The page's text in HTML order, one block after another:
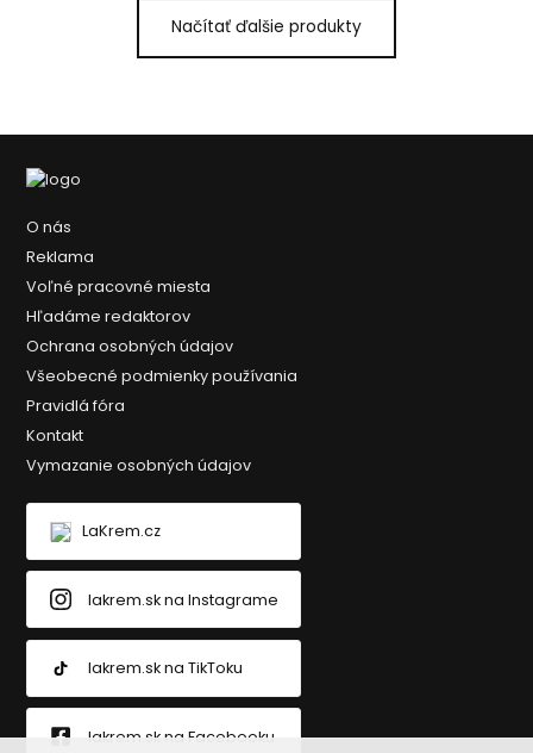
Načítať ďalšie produkty
O nás
Reklama
Voľné pracovné miesta
Hľadáme redaktorov
Ochrana osobných údajov
Všeobecné podmienky používania
Pravidlá fóra
Kontakt
Vymazanie osobných údajov
LaKrem.cz
lakrem.sk na Instagrame
lakrem.sk na TikToku
lakrem.sk na Facebooku